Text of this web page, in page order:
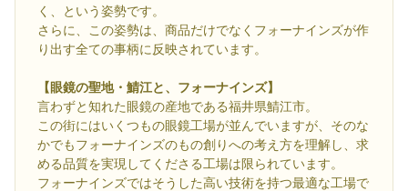
く、という姿勢です。
さらに、この姿勢は、商品だけでなくフォーナインズが作
り出す全ての事柄に反映されています。
【眼鏡の聖地・鯖江と、フォーナインズ】
言わずと知れた眼鏡の産地である福井県鯖江市。
この街にはいくつもの眼鏡工場が並んでいますが、そのな
かでもフォーナインズのもの創りへの考え方を理解し、求
める品質を実現してくださる工場は限られています。
フォーナインズではそうした高い技術を持つ最適な工場で